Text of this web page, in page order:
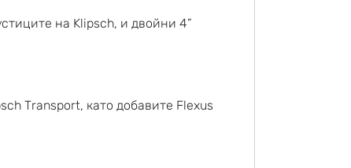
на Klipsch, и двойни 4”
Transport, като добавите Flexus